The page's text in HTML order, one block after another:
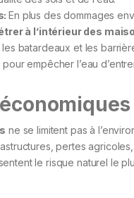
En plus des dommages
à l’intérieur des
batardeaux et les
empêcher l’eau
ne se limitent pas à
pertes
le risque naturel le